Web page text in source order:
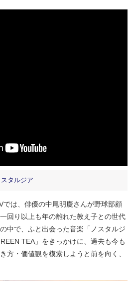
タルジア
は、俳優の中尾明慶さんが野球部顧
回り以上も年の離れた教え子との世代
中で、ふと出会った音楽「ノスタルジ
TEA」をきっかけに、過去も今も
方・価値観を模索しようと前を向く、